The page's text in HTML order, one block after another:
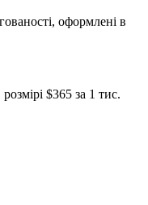
оформлені в
$365 за 1 тис.